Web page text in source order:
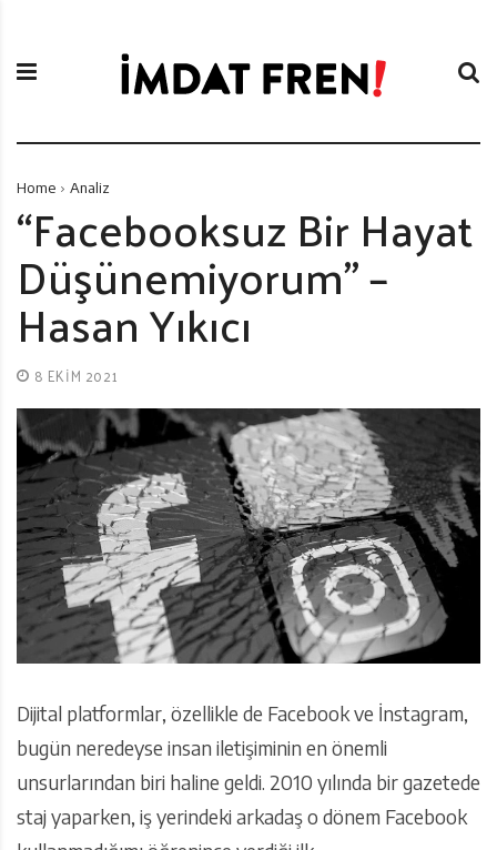
Home Analiz
“Facebooksuz Bir Hayat
Düşünemiyorum” –
Hasan Yıkıcı
8 EKIM 2021
Dijital platformlar, özellikle de Facebook ve İnstagram,
bugün neredeyse insan iletişiminin en önemli
unsurlarından biri haline geldi. 2010 yılında bir gazetede
staj yaparken, iş yerindeki arkadaş o dönem Facebook